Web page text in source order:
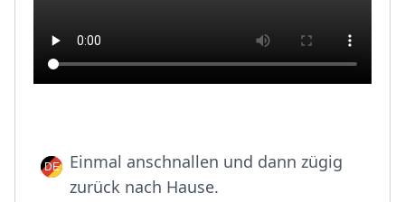
Einmal anschnallen und dann zügig
zurück nach Hause.